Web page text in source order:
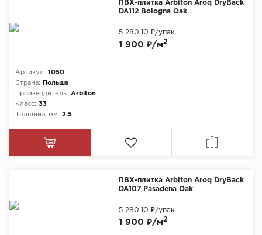
ПВХ-плитка Arbiton Aroq DryBack
DA112 Bologna Oak
Артикул: 1050
Страна:
Польша
Производитель: Arbiton
Класс: 33
Толщина, мм: 2.5
1 900 ₽/м2
5 280.10 ₽/упак.
ПВХ-плитка Arbiton Aroq DryBack
DA107 Pasadena Oak
1 900 ₽/м2
5 280.10 ₽/упак.